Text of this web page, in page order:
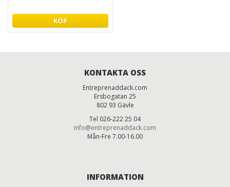
KÖP
KONTAKTA OSS
Entreprenaddack.com
Ersbogatan 25
802 93 Gävle
Tel 026-222 25 04
info@entreprenaddack.com
Mån-Fre 7.00-16.00
INFORMATION